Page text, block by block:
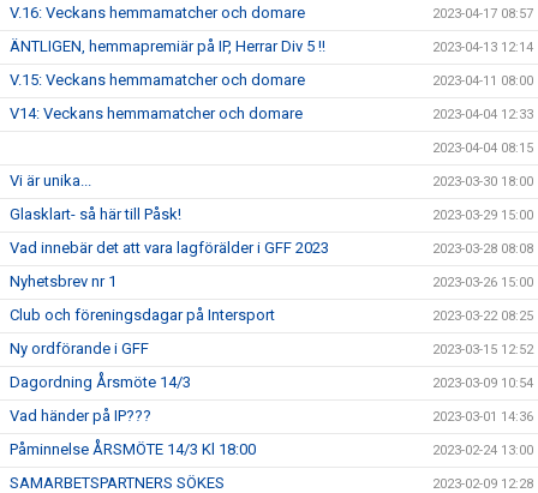
V.16: Veckans hemmamatcher och domare 2023-04-17 08:57
ÄNTLIGEN, hemmapremiär på IP, Herrar Div 5 !! 2023-04-13 12:14
V.15: Veckans hemmamatcher och domare 2023-04-11 08:00
V14: Veckans hemmamatcher och domare 2023-04-04 12:33
2023-04-04 08:15
Vi är unika... 2023-03-30 18:00
Glasklart- så här till Påsk! 2023-03-29 15:00
Vad innebär det att vara lagförälder i GFF 2023 2023-03-28 08:08
Nyhetsbrev nr 1 2023-03-26 15:00
Club och föreningsdagar på Intersport 2023-03-22 08:25
Ny ordförande i GFF 2023-03-15 12:52
Dagordning Årsmöte 14/3 2023-03-09 10:54
Vad händer på IP??? 2023-03-01 14:36
Påminnelse ÅRSMÖTE 14/3 Kl 18:00 2023-02-24 13:00
SAMARBETSPARTNERS SÖKES 2023-02-09 12:28